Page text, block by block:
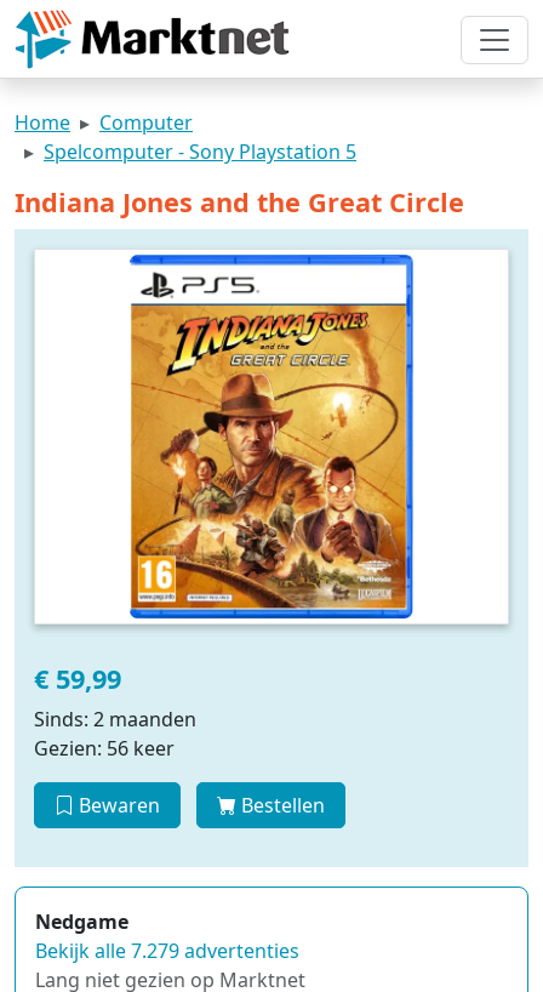
Home
Computer
Spelcomputer - Sony Playstation 5
Indiana Jones and the Great Circle
€ 59,99
Sinds: 2 maanden
Gezien: 56 keer
Bewaren Bestellen
Nedgame
Bekijk alle 7.279 advertenties
Lang niet gezien op Marktnet